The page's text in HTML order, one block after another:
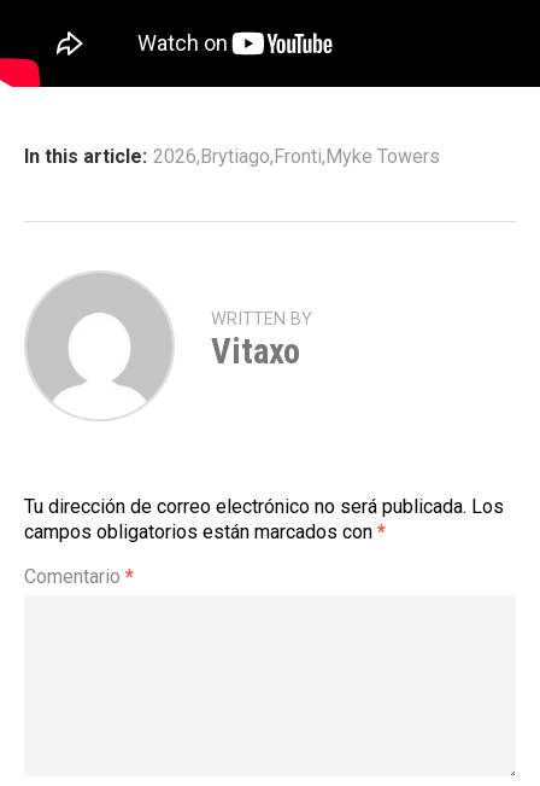
In this article: 2026,Brytiago,Fronti,Myke Towers
WRITTEN BY
Vitaxo
Tu dirección de correo electrónico no será publicada. Los
campos obligatorios están marcados con *
Comentario *